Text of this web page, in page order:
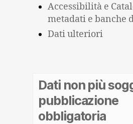
Accessibilità e
metadati e banche
Dati ulteriori
Dati non più
pubblicazione
obbligatoria